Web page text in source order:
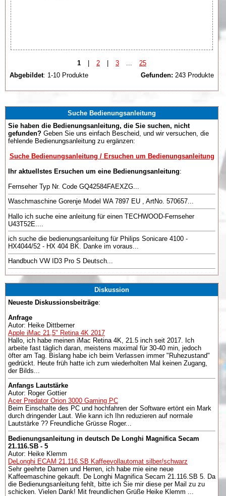
1 | 2 | 3
25
Abgebildet: 1-10 Produkte Gefunden: 243 Produkte
Suche Bedienungsanleitung
Sie haben die Bedienungsanleitung, die Sie suchen, nicht
gefunden? Geben Sie uns einfach Bescheid, und wir versuchen, die
fehlende Bedienungsanleitung zu ergänzen:
Suche Bedienungsanleitung / Ersuchen um Bedienungsanleitung
Ihr aktuellstes Ersuchen um eine Bedienungsanleitung:
Fernseher Typ Nr. Code GQ42584FAEXZG...
Waschmaschine Gorenje Model WA 7897 EU , ArtNo. 570657...
Hallo ich suche eine anleitung für einen TECHWOOD-Fernseher
U43T52E....
ich suche die bedienungsanleitung für Philips Sonicare 4100 -
HX4044/52 - HX 404 BK. Danke im voraus...
Handbuch VW ID3 Pro S Deutsch...
Diskussion
Neueste Diskussionsbeiträge:
Anfrage
Autor: Heike Dittberner
Apple iMac 21,5" Retina 4K 2017
Hallo, ich habe meinen iMac Retina 4K, 21.5 inch seit 2017. Ich
arbeite fast täglich daran, meistens maximal für 30-40 min, jedoch
öfter am Tag. Bislang habe ich beim Verlassen immer "Ruhezustand"
gedrückt. Heute früh hatte ich zum wiederholten Mal keinen Zugang,
der Bilds...
Anfangs Lautstärke
Autor: Roger Gottier
Acer Predator Orion 3000 Gaming PC
Beim Einschalte des PC und hochfahren der Software ertönt ein Mark
durch dringender Laut. Wie kann ich Ihn reduzieren auf normale
Lautstärke ?? Freundliche Grüsse Roger...
Bedienungsanleitung in deutsch De Longhi Magnifica Secam
21.116.SB - 5
Autor: Heike Klemm
DeLonghi ECAM 21.116.SB Kaffeevollautomat silber/schwarz
Sehr geehrte Damen und Herren, ich habe mie eine neue
Kaffeemaschine gekauft. De Longhi Magnifica Secam 21.116.SB 5. Da
die Bedienungsanleitung fehlt, bitte ich Sie mir diese per Mail zu zu
schicken. Vielen Dank! Mit freundlichen Grüße Heike Klemm ...